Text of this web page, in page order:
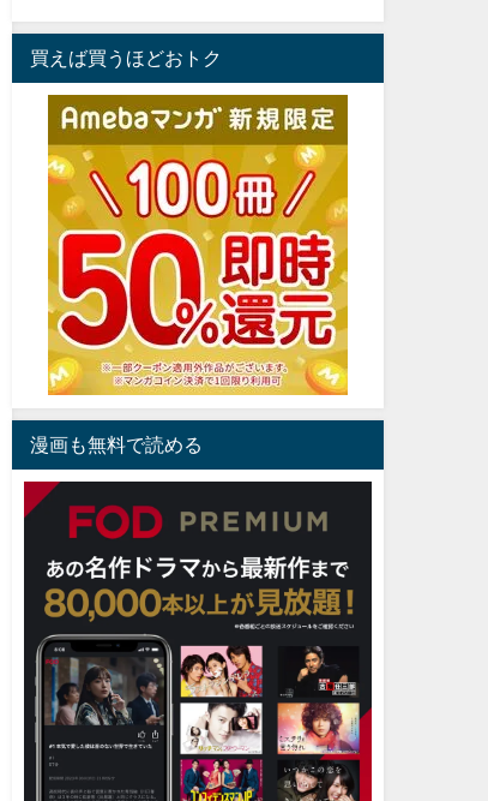
買えば買うほどおトク
漫画も無料で読める